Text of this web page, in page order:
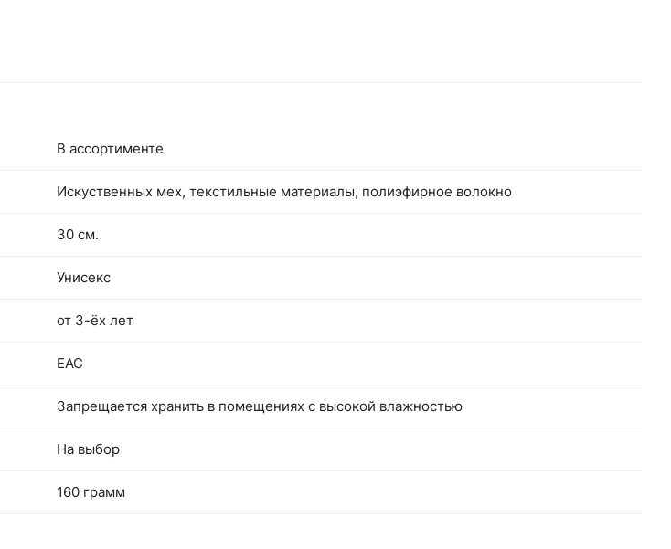
В ассортименте
Искуственных мех, текстильные материалы, полиэфирное волокно
30 см.
Унисекс
от 3-ёх лет
EAC
Запрещается хранить в помещениях с высокой влажностью
На выбор
160 грамм